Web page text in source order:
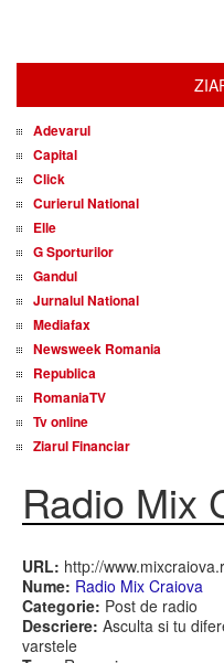
Adevarul
Capital
Click
Curierul National
Elle
G Sporturilor
Gandul
Jurnalul National
Mediafax
Newsweek Romania
Republica
RomaniaTV
Tv online
Ziarul Financiar
Radio Mix
URL: http://
Nume: Radio Mix Craiova
Categorie: Post de radio
Descriere: Asculta si tu
varstele